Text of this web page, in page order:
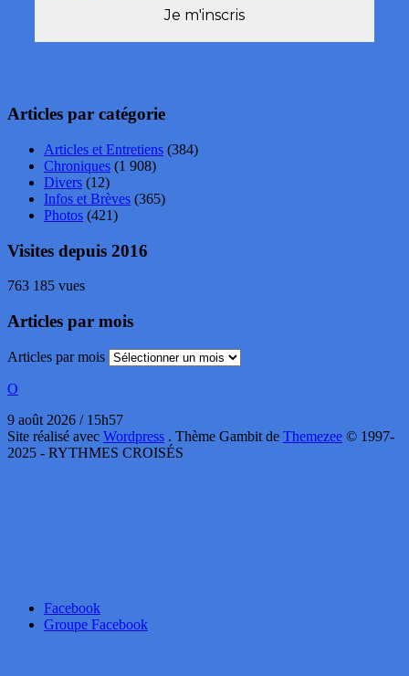
Articles par catégorie
Articles et Entretiens (384)
Chroniques (1 908)
Divers (12)
Infos et Brèves (365)
Photos (421)
Visites depuis 2016
763 185 vues
Articles par mois
Articles par mois
O
9 août 2026 / 15h57
Site réalisé avec Wordpress . Thème Gambit de Themezee © 1997-
2025 - RYTHMES CROISÉS
Facebook
Groupe Facebook